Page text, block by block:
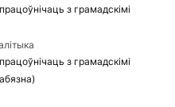
з грамадскімі
з грамадскімі